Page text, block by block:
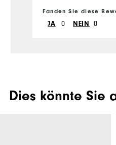
Fanden Sie diese
JA 0 NEIN 0
Dies könnte Sie